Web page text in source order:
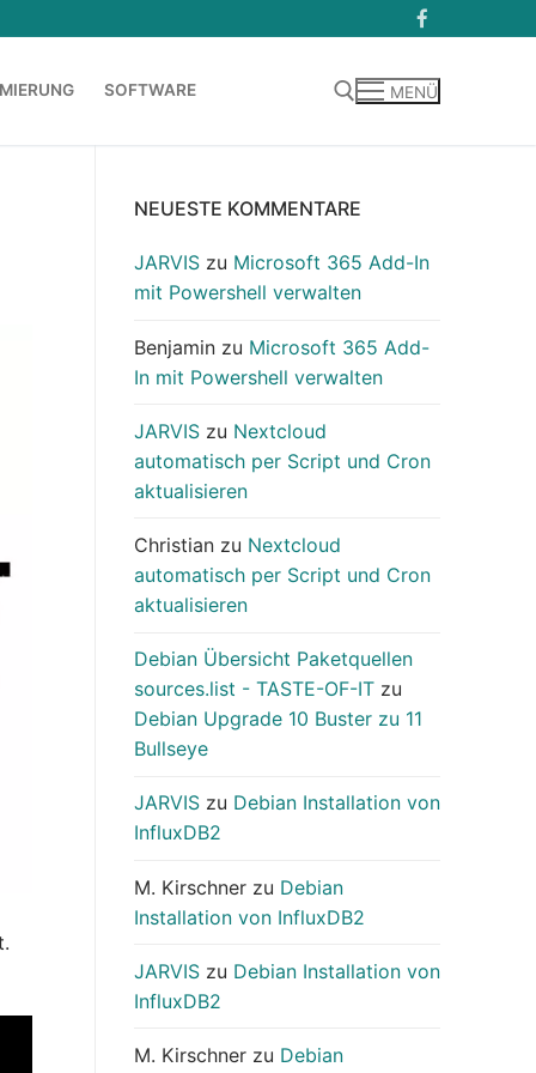
SOFTWARE MENÜ
NEUESTE KOMMENTARE
JARVIS zu Microsoft 365 Add-In
mit Powershell verwalten
Benjamin zu Microsoft 365 Add-
In mit Powershell verwalten
JARVIS zu Nextcloud
automatisch per Script und Cron
aktualisieren
Christian zu Nextcloud
automatisch per Script und Cron
aktualisieren
Debian Übersicht Paketquellen
sources.list - TASTE-OF-IT zu
Debian Upgrade 10 Buster zu 11
Bullseye
JARVIS zu Debian Installation von
InfluxDB2
M. Kirschner zu Debian
Installation von InfluxDB2
JARVIS zu Debian Installation von
InfluxDB2
M. Kirschner zu Debian